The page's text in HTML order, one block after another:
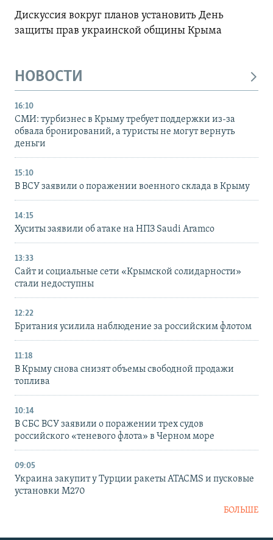
Дискуссия вокруг планов установить День
защиты прав украинской общины Крыма
НОВОСТИ
16:10
СМИ: турбизнес в Крыму требует поддержки из-за
обвала бронирований, а туристы не могут вернуть
деньги
15:10
В ВСУ заявили о поражении военного склада в Крыму
14:15
Хуситы заявили об атаке на НПЗ Saudi Aramco
13:33
Сайт и социальные сети «Крымской солидарности»
стали недоступны
12:22
Британия усилила наблюдение за российским флотом
11:18
В Крыму снова снизят объемы свободной продажи
топлива
10:14
В СБС ВСУ заявили о поражении трех судов
российского «теневого флота» в Черном море
09:05
Украина закупит у Турции ракеты ATACMS и пусковые
установки M270
БОЛЬШЕ